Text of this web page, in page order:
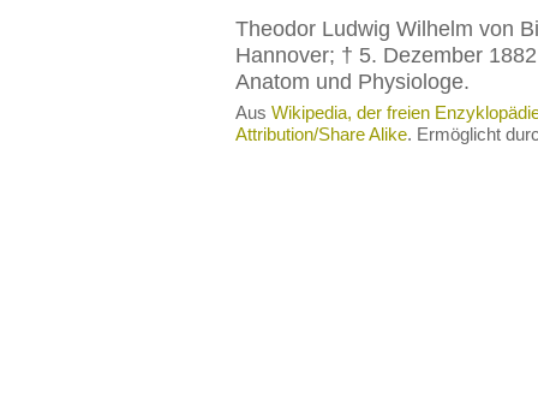
Theodor Ludwig Wilhelm von
Hannover; † 5. Dezember
Anatom und Physiologe.
Aus Wikipedia, der freien
Attribution/Share Alike. Ermöglicht